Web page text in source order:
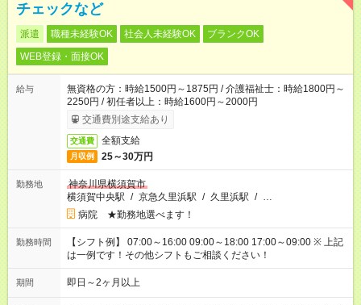
チェックなど
派遣 職種未経験OK 社会人未経験OK
ブランクOK
WEB登録・面接OK
給与
無資格の方：時給1500円～1875円 / 介護福祉士：時給1800円～
2250円 / 初任者以上：時給1600円～2000円
交通費別途支給あり
交通費 全額支給
月収例 25～30万円
勤務地
神奈川県横須賀市
横須賀中央駅 / 京急久里浜駅 / 久里浜駅 / …
病院 ★勤務地選べます！
勤務時間
【シフト例】 07:00～16:00 09:00～18:00 17:00～09:00 ※ 上記
は一例です！その他シフトもご相談ください！
期間 即日～2ヶ月以上